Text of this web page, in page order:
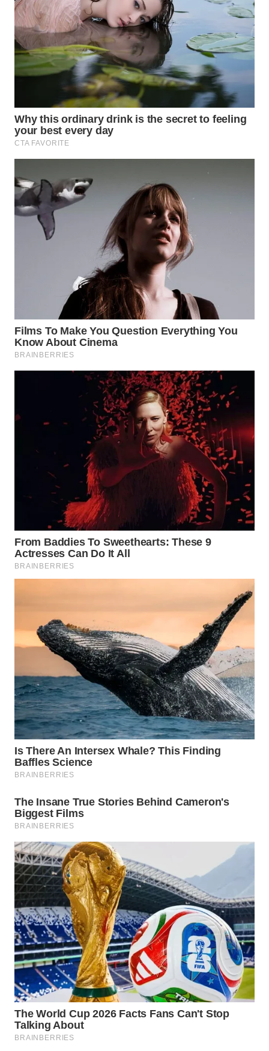
LABUHANBATU
WN
TAPANULI
TENGAH
SERDANG
WN
TEBING
TINGGI
WN
PAKPAK
WN
WN
BOGOR
WN
TAPANULI
SAMOSIR
PADANG
LAWAS
CIANJUR
KEPULAUAN
SERIBU
WN
TANGERANG
WN
BINJAI
WN
CIREBON
WN
INDRAMAYU
WN
KUNINGAN
WN
MAJALENGKA
WN
SUBANG
WN